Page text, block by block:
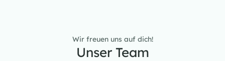
Wir freuen uns auf dich!
Unser Team